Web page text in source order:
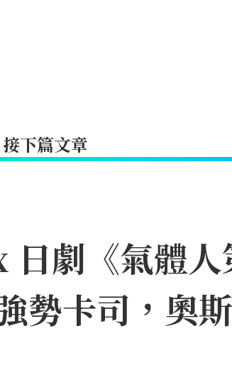
接下篇文章
劇《氣體人
勢卡司，奧